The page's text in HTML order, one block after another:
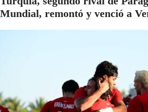
Mundial, remontó y venció a